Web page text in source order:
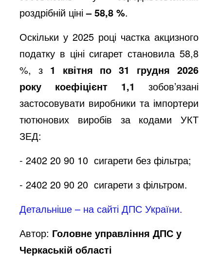
роздрібній ціні– 58,8 %.
Оскільки у 2025 році частка акцизного
податку в ціні сигарет становила 58,8
%, з 1 квітня по 31 грудня 2026
року
коефіцієнт 1,1 зобов’язані
застосовувати виробники та імпортери
тютюнових виробів за кодами УКТ
ЗЕД:
- 2402 20 90 10 ­ сигарети без фільтра;
- 2402 20 90 20 ­ сигарети з фільтром.
Детальніше – на сайті ДПС України.
Автор: Головне управління ДПС у
Черкаській області